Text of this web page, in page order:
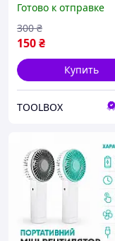
Беспроводной USB
вентилятор
Готово к отправке
150₴
300 ₴
Купить
TOOLBOX